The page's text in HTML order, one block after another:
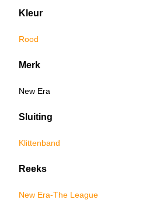
Kleur
Rood
Merk
New Era
Sluiting
Klittenband
Reeks
New Era-The League